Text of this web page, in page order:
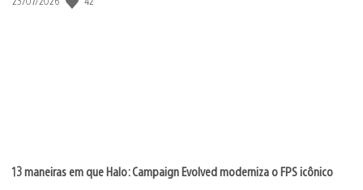
13 maneiras em que Halo: Campaign Evolved moderniza o FPS icônico